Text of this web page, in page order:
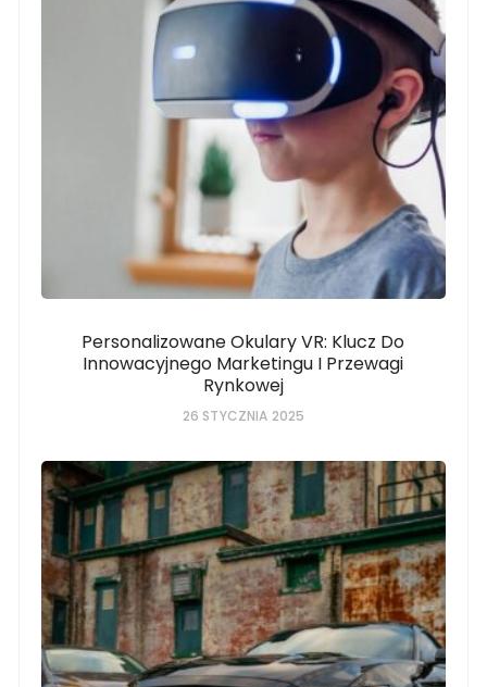
Personalizowane Okulary VR: Klucz Do
Innowacyjnego Marketingu I Przewagi
Rynkowej
26 STYCZNIA 2025